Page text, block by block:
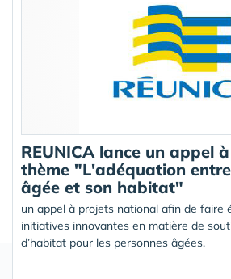
REUNICA lance un appel
thème "L'adéquation
âgée et son habitat"
un appel à projets national afin de faire
initiatives innovantes en matière de
d’habitat pour les personnes âgées.